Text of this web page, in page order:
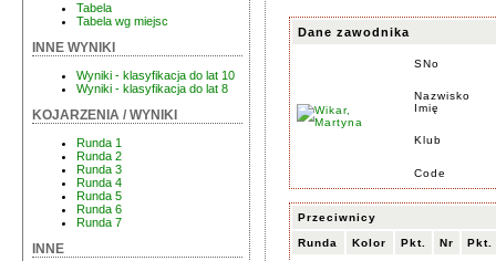
Tabela
Tabela wg miejsc
INNE WYNIKI
Wyniki - klasyfikacja do lat 10
Wyniki - klasyfikacja do lat 8
KOJARZENIA / WYNIKI
Runda 1
Runda 2
Runda 3
Runda 4
Runda 5
Runda 6
Runda 7
INNE
Dane zawodnika
SNo
Nazwisko
Imię
Klub
Code
Przeciwnicy
Runda Kolor Pkt. Nr Pkt.